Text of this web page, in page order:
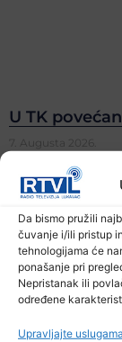
Da bismo pružili
čuvanje i/ili pristup
tehnologijama će
ponašanje pri
Nepristanak ili
određene
Upravljajte uslugama
U TK
7. Augusta 2026.